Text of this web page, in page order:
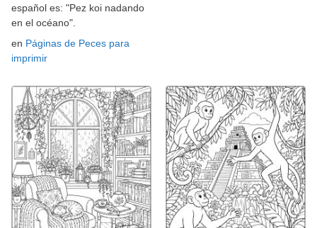
español es: "Pez koi nadando
en el océano".
en Páginas de Peces para
imprimir